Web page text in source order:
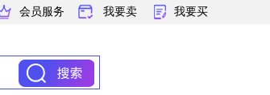
会员服务 我要卖 我要买